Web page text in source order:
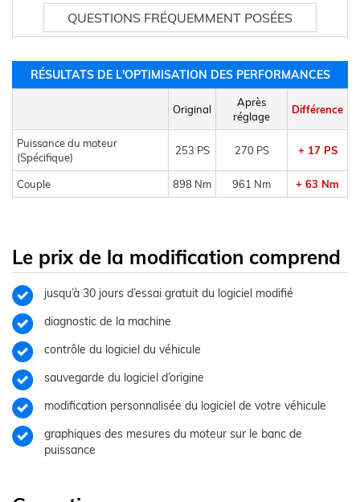
QUESTIONS FRÉQUEMMENT POSÉES
RÉSULTATS DE L'OPTIMISATION DES PERFORMANCES
Original
Après
réglage
Différence
Puissance du moteur
(Spécifique)
253 PS 270 PS + 17 PS
Couple 898 Nm 961 Nm + 63 Nm
Le prix de la modification comprend
jusqu’à 30 jours d’essai gratuit du logiciel modifié
diagnostic de la machine
contrôle du logiciel du véhicule
sauvegarde du logiciel d’origine
modification personnalisée du logiciel de votre véhicule
graphiques des mesures du moteur sur le banc de
puissance